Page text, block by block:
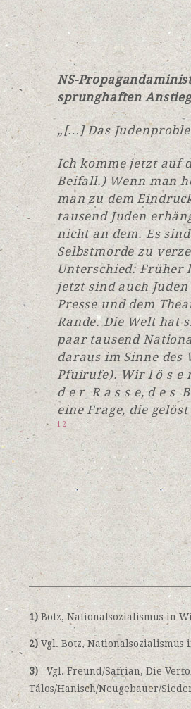
NS-
sprunghaften
„[…] Das
Ich komme jetzt auf
Beifall.) Wenn man
man zu dem
tausend Juden
nicht an dem. Es
Selbstmorde zu
Unterschied: Früher
jetzt sind auch
Presse und dem
Rande. Die Welt hat
paar tausend
daraus im Sinne des
Pfuirufe). Wir l ö s e
d e r R a s s e, d e s
eine Frage, die
12
1)Botz, Nationalsozialismus in
2) Vgl. Botz, Nationalsozialismus
3) Vgl. Freund/Safrian, Die
Tálos/Hanisch/Neugebauer/